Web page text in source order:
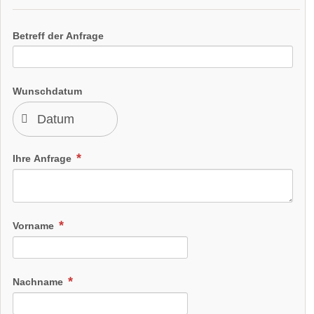
Betreff der Anfrage
Wunschdatum
Ihre Anfrage
Vorname
Nachname